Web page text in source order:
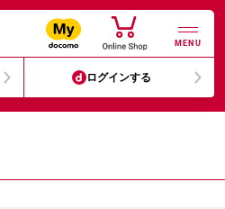
MENU
ログインする